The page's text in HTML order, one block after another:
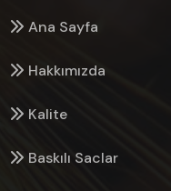
Ana Sayfa
Hakkımızda
Kalite
Baskılı Saclar